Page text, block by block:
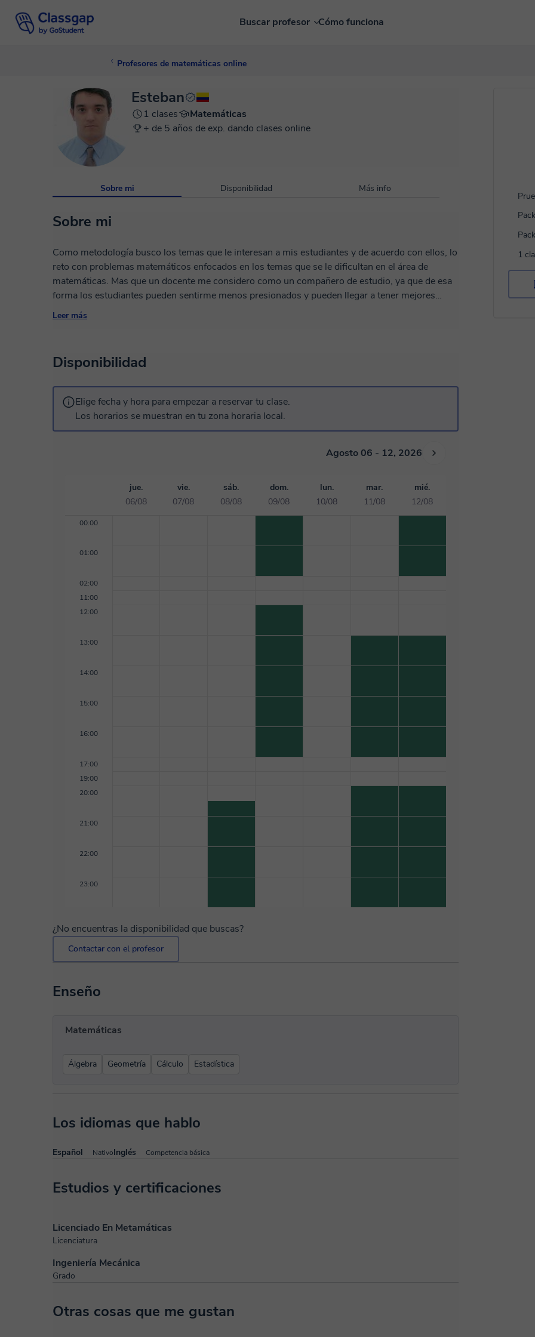
Buscar profesor Cómo funciona
Profesores de matemáticas online
1
Esteban
1 clases
Matemáticas
+ de 5 años de exp. dando clases online
Sobre mi Disponibilidad Más info
Sobre mi
Como metodología busco los temas que le interesan a mis estudiantes y de acuerdo con ellos, lo
reto con problemas matemáticos enfocados en los temas que se le dificultan en el área de
matemáticas. Mas que un docente me considero como un compañero de estudio, ya que de esa
forma los estudiantes pueden sentirme menos presionados y pueden llegar a tener mejores
resultados en sus estudios. Durante mis clases busco siempre poner en contexto los ejemplos
prontos a comenzar una carrera universitaria, con que matemáticas van a tener que trabajar,
comprender mejor y mas rapido los conceptos y herramientas que van a necesitar durante su
carrera profesional.
Leer más
Disponibilidad
Elige fecha y hora para empezar a reservar tu clase.
Los horarios se muestran en tu zona horaria local.
Agosto 06 - 12, 2026
jue.
06/08
vie.
07/08
sáb.
08/08
dom.
09/08
lun.
10/08
mar.
11/08
mié.
12/08
00:00
01:00
02:00
11:00
12:00
13:00
14:00
15:00
16:00
17:00
19:00
20:00
21:00
22:00
23:00
¿No encuentras la disponibilidad que buscas?
Contactar con el profesor
Enseño
Matemáticas
Álgebra Geometría Cálculo Estadística
Los idiomas que hablo
Español NativoInglés Competencia básica
Estudios y certificaciones
Licenciado En Metamáticas
Licenciatura
Ingeniería Mecánica
Grado
Otras cosas que me gustan